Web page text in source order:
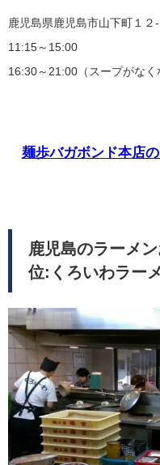
鹿児島県鹿児島市山下町１２-
11:15～15:00
16:30～21:00（スープがなく
麺歩バガボンド本店
鹿児島のラーメ
位:くろいわラー